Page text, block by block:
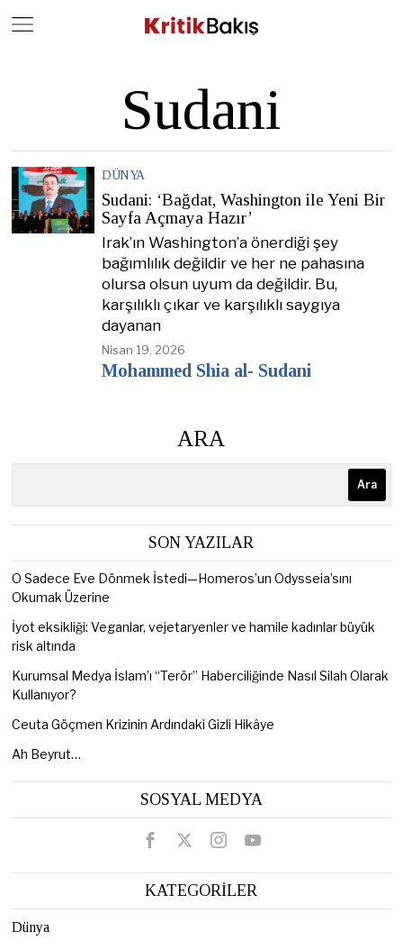
Sudani
DÜNYA
Sudani: ‘Bağdat, Washington ile Yeni Bir
Sayfa Açmaya Hazır’
Irak’ın Washington’a önerdiği şey
bağımlılık değildir ve her ne pahasına
olursa olsun uyum da değildir. Bu,
karşılıklı çıkar ve karşılıklı saygıya
dayanan
Nisan 19, 2026
Mohammed Shia al- Sudani
ARA
Ara
SON YAZILAR
O Sadece Eve Dönmek İstedi—Homeros’un Odysseia’sını
Okumak Üzerine
İyot eksikliği: Veganlar, vejetaryenler ve hamile kadınlar büyük
risk altında
Kurumsal Medya İslam’ı “Terör” Haberciliğinde Nasıl Silah Olarak
Kullanıyor?
Ceuta Göçmen Krizinin Ardındaki Gizli Hikâye
Ah Beyrut…
SOSYAL MEDYA
KATEGORİLER
Dünya